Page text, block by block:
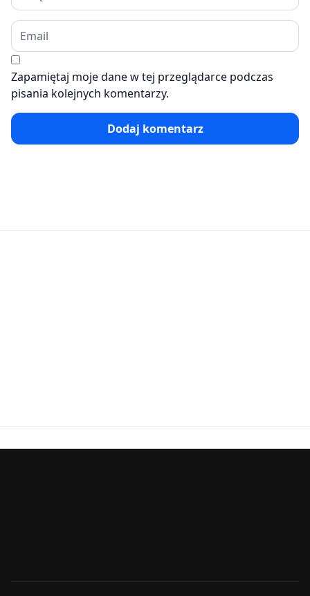
Zapamiętaj moje dane w tej przeglądarce podczas
pisania kolejnych komentarzy.
Dodaj komentarz